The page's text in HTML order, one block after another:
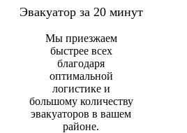
Эвакуатор за 20 минут
Мы приезжаем
быстрее всех
благодаря
оптимальной
логистике и
большому количеству
эвакуаторов в вашем
районе.